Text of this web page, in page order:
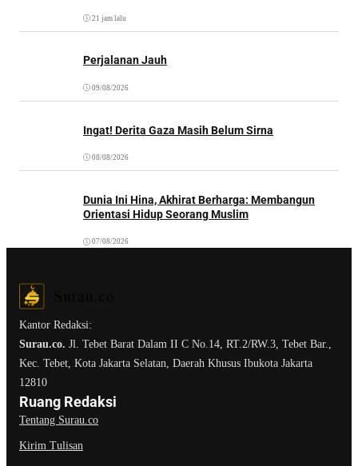
21 jam lalu
Perjalanan Jauh
09/08/2026
Ingat! Derita Gaza Masih Belum Sirna
08/08/2026
Dunia Ini Hina, Akhirat Berharga: Membangun
Orientasi Hidup Seorang Muslim
07/08/2026
Kantor Redaksi:
Surau.co. Jl. Tebet Barat Dalam II C No.14, RT.2/RW.3, Tebet Bar.,
Kec. Tebet, Kota Jakarta Selatan, Daerah Khusus Ibukota Jakarta
12810
Ruang Redaksi
Tentang Surau.co
Kirim Tulisan